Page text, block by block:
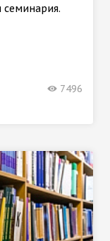
семинария.
7496